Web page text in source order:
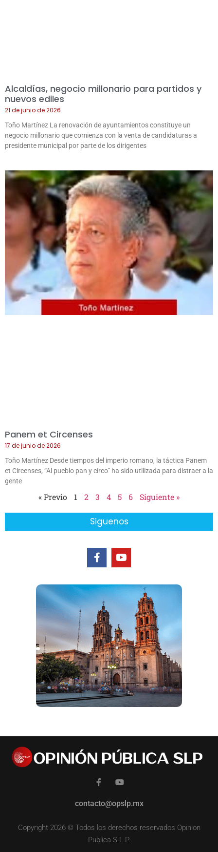
Alcaldías, negocio millonario para partidos y
nuevos ediles
21 de junio de 2026
Toño Martínez La renovación de ayuntamientos constituye un
negocio millonario que comienza con la venta de candidaturas a
presidente municipal por parte de los dirigentes
Panem et Circenses
17 de junio de 2026
Toño Martínez Desde tiempos del imperio romano, la táctica Panem
et Circenses, “Al pueblo pan y circo” ha sido utilizada para distraer a la
gente
« Previo 1 2 3 4 5 6 Siguiente »
Siguenos
contacto@opslp.mx
Copyright 2026 © Todos los derechos reservados Opinion
Publica S.L.P.